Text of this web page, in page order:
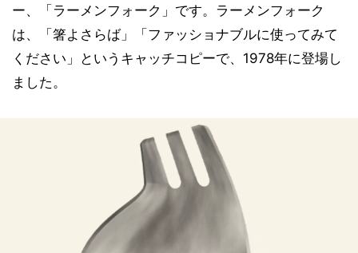
ー、「ラーメンフォーク」です。ラーメンフォーク
は、「箸よさらば」「ファッショナブルに使ってみて
ください」というキャッチコピーで、1978年に登場し
ました。